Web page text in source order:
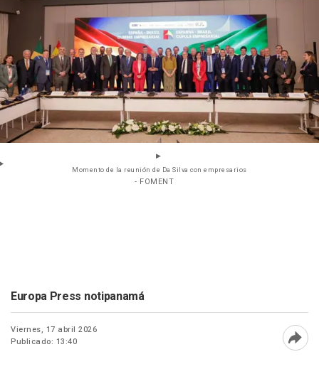
Momento de la reunión de Da Silva con empresarios
- FOMENT
Europa Press notipanamá
Viernes, 17 abril 2026
Publicado: 13:40